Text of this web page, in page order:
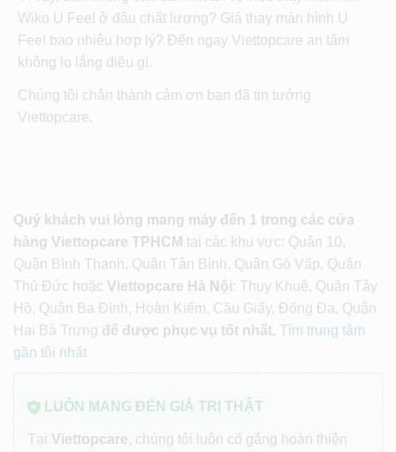
Wiko U Feel ở đâu chất lượng? Giá thay màn hình U
Feel bao nhiêu hợp lý? Đến ngay Viettopcare an tâm
không lo lắng điều gì.
Chúng tôi chân thành cảm ơn bạn đã tin tưởng
Viettopcare.
Quý khách vui lòng mang máy đến 1 trong các cửa
hàng Viettopcare TPHCM tại các khu vực: Quận 10,
Quận Bình Thạnh, Quận Tân Bình, Quận Gò Vấp, Quận
Thủ Đức hoặc Viettopcare Hà Nội: Thụy Khuê, Quận Tây
Hồ, Quận Ba Đình, Hoàn Kiếm, Cầu Giấy, Đống Đa, Quận
Hai Bà Trưng để được phục vụ tốt nhất. Tìm trung tâm
gần tôi nhất
LUÔN MANG ĐẾN GIÁ TRỊ THẬT
Tại Viettopcare, chúng tôi luôn cố gắng hoàn thiện